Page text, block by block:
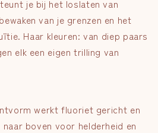
je bij het loslaten van
van je grenzen en het
Haar kleuren: van diep paars
elk een eigen trilling van
werkt fluoriet gericht en
boven voor helderheid en